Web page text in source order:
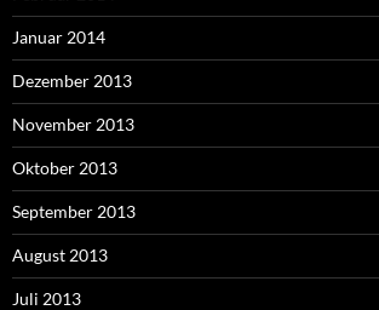
Januar 2014
Dezember 2013
November 2013
Oktober 2013
September 2013
August 2013
Juli 2013